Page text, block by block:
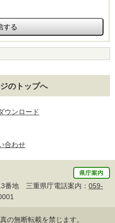
のトップへ
ウンロード
合わせ
番地 三重県庁電話案内： 059-
の無断転載を禁じます。